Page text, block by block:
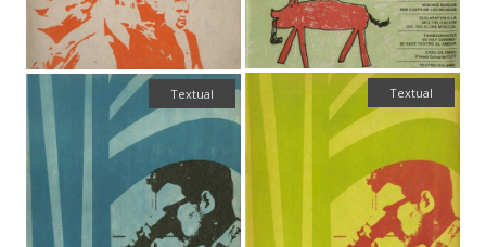
Textual
Textual